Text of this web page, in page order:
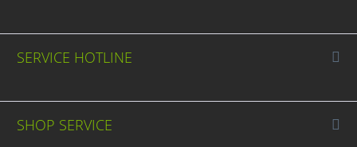
SERVICE HOTLINE
SHOP SERVICE